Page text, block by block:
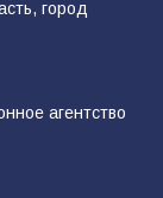
августе
город
агентство